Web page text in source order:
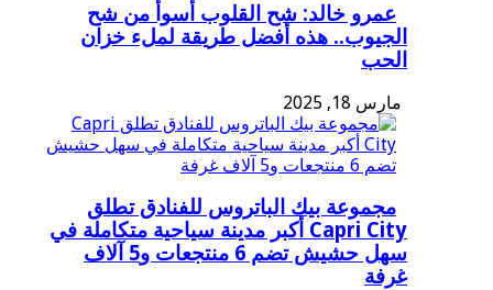
عمرو خالد: شح القلوب أسوأ من شح
الجيوب.. هذه أفضل طريقة لملء خزان
الحب
مارس 18, 2025
مجموعة بيك الباتروس للفنادق تطلق
Capri City أكبر مدينة سياحية متكاملة في
سهل حشيش تضم 6 منتجعات و5 آلاف
غرفة